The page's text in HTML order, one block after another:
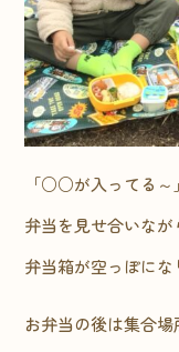
「○○が入ってる～
弁当を見せ合いな
弁当箱が空っぽにな
お弁当の後は集合